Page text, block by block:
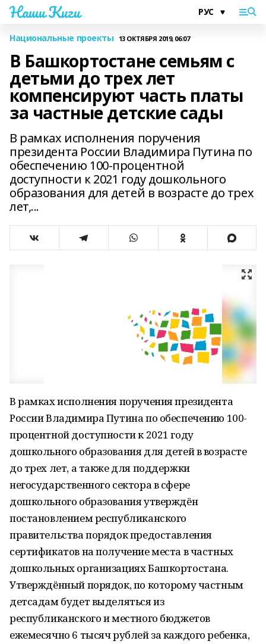
Наши Киги
Национальные проекты 13 ОКТЯБРЯ 2019, 06:07
В Башкортостане семьям с
детьми до трех лет
компенсируют часть платы
за частные детские сады
В рамках исполнения поручения
президента России Владимира Путина по
обеспечению 100-процентной
доступности к 2021 году дошкольного
образования для детей в возрасте до трех
лет,...
В рамках исполнения поручения президента
России Владимира Путина по обеспечению 100-
процентной доступности к 2021 году
дошкольного образования для детей в возрасте
до трех лет, а также для поддержки
негосударственного сектора в сфере
дошкольного образования утверждён
постановлением республиканского
правительства порядок предоставления
сертификатов на получение места в частных
дошкольных организациях Башкортостана.
Утверждённый порядок, по которому частным
детсадам будет выделяться из
республиканского и местного бюджетов
ежемесячно 6 тысяч рублей за каждого ребенка,